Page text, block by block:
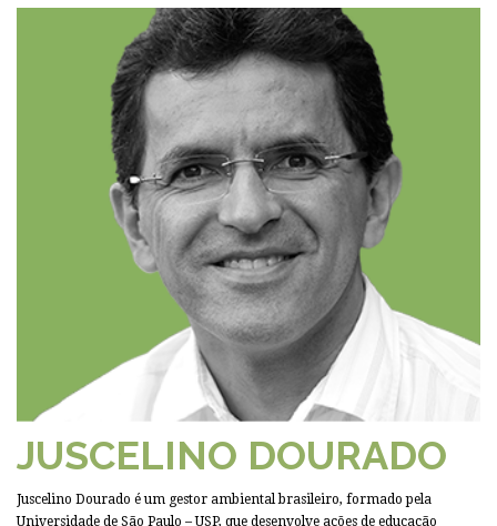
JUSCELINO DOURADO
Juscelino Dourado é um gestor ambiental brasileiro, formado pela
Universidade de São Paulo – USP, que desenvolve ações de educação